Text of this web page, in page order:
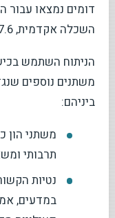
דומים נמצאו עבור
השכלה אקדמית, 47.6 אחוזים.
ביניהם:
משתני הון
תרבותי
נטיות
במדעים,